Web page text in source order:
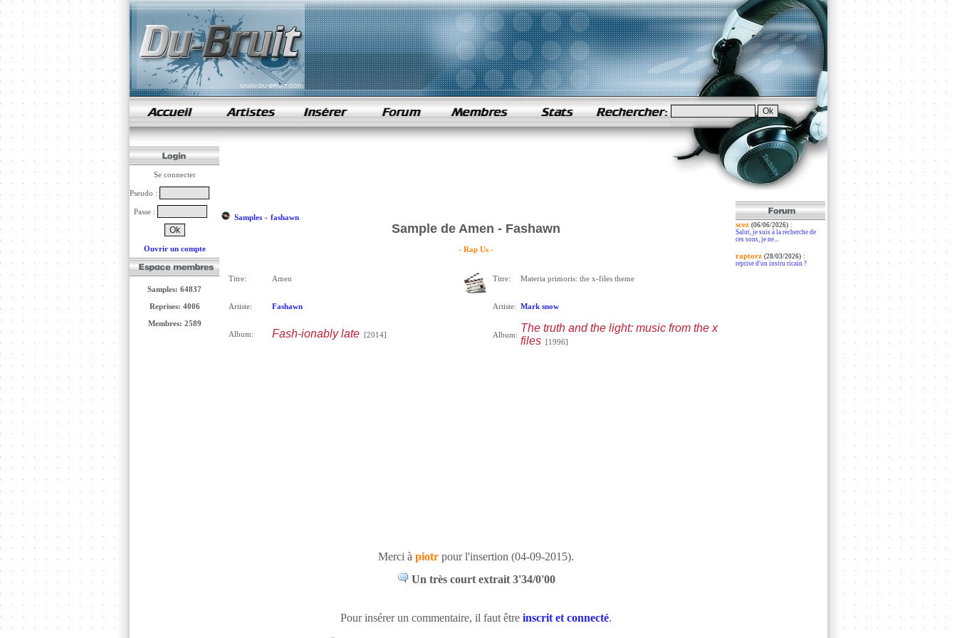
samples de rap
Se connecter
Pseudo :
Passe :
Ouvrir un compte
Samples: 64837
Reprises: 4006
Membres: 2589
Samples» fashawn
Sample de Amen - Fashawn
- Rap Us -
Titre: Amen
Artiste: Fashawn
Album: Fash-ionably late[2014]
Titre: Materia primoris: the x-files theme
Artiste: Mark snow
Album:
The truth and the light: music from the x
files[1996]
Merci à piotr pour l'insertion (04-09-2015).
Un très court extrait 3'34/0'00
Pour insérer un commentaire, il faut être inscrit et connecté.
scez (06/06/2026):
Salut, je suis à la recherche de
ces sons, je ne...
raptorz (28/03/2026):
reprise d'un instru ricain ?